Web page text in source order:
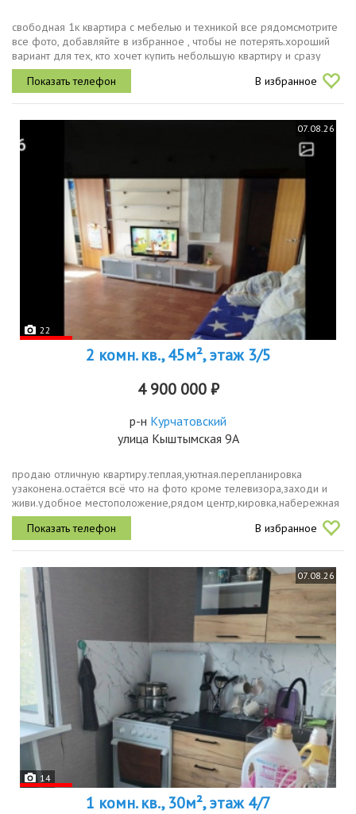
свободная 1к квартира с мебелью и техникой все рядомсмотрите
все фото, добавляйте в избранное , чтобы не потерять.хороший
вариант для тех, кто хочет купить небольшую квартиру и сразу
заехать.в квартире остаётся вся мебель и бытовая техника
можно...
В избранное
07.08.26
22
2 комн. кв., 45м², этаж 3/5
4 900 000 ₽
р-н Курчатовский
улица Кыштымская 9А
продаю отличную квартиру.теплая,уютная.перепланировка
узаконена.остаётся всё что на фото кроме телевизора,заходи и
живи.удобное местоположение,рядом центр,кировка,набережная
приходите на просмотр.звонить после трёх.
В избранное
07.08.26
14
1 комн. кв., 30м², этаж 4/7